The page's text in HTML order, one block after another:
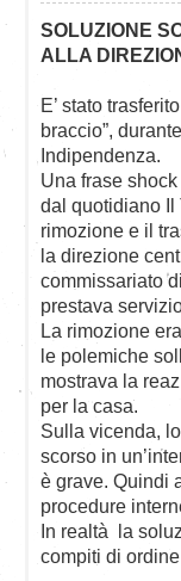
SOLUZIONE
ALLA
E’ stato
braccio”,
Indipendenza.
Una frase
dal quotidiano Il
rimozione e il
la direzione
commissariato
prestava
La rimozione
le polemiche
mostrava la
per la casa.
Sulla vicenda,
scorso in
è grave. Quindi
procedure
In realtà la
compiti di